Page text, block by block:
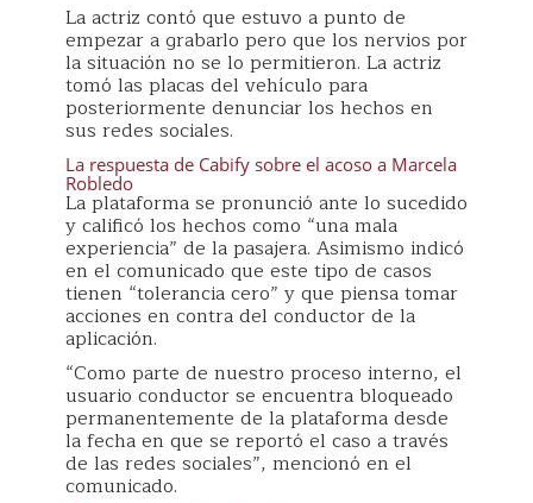
La actriz contó que estuvo a punto de
empezar a grabarlo pero que los nervios por
la situación no se lo permitieron. La actriz
tomó las placas del vehículo para
posteriormente denunciar los hechos en
sus redes sociales.
La respuesta de Cabify sobre el acoso a Marcela
Robledo
La plataforma se pronunció ante lo sucedido
y calificó los hechos como “una mala
experiencia” de la pasajera. Asimismo indicó
en el comunicado que este tipo de casos
tienen “tolerancia cero” y que piensa tomar
acciones en contra del conductor de la
aplicación.
“Como parte de nuestro proceso interno, el
usuario conductor se encuentra bloqueado
permanentemente de la plataforma desde
la fecha en que se reportó el caso a través
de las redes sociales”, mencionó en el
comunicado.